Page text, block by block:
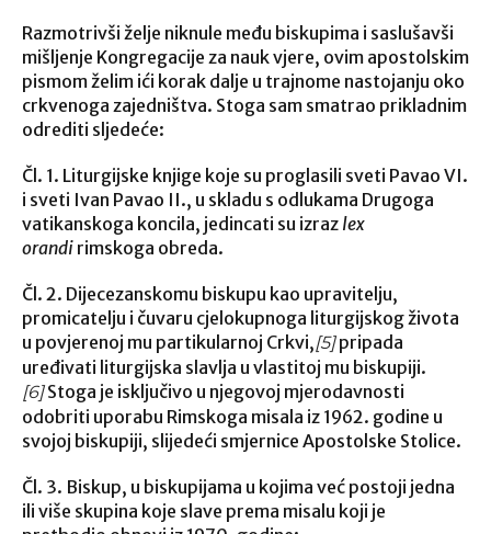
Razmotrivši želje niknule među biskupima i saslušavši
mišljenje Kongregacije za nauk vjere, ovim apostolskim
pismom želim ići korak dalje u trajnome nastojanju oko
crkvenoga zajedništva. Stoga sam smatrao prikladnim
odrediti sljedeće:
Čl. 1. Liturgijske knjige koje su proglasili sveti Pavao VI.
i sveti Ivan Pavao II., u skladu s odlukama Drugoga
vatikanskoga koncila, jedincati su izraz lex
orandi rimskoga obreda.
Čl. 2. Dijecezanskomu biskupu kao upravitelju,
promicatelju i čuvaru cjelokupnoga liturgijskog života
u povjerenoj mu partikularnoj Crkvi,[5]pripada
uređivati liturgijska slavlja u vlastitoj mu biskupiji.
[6]Stoga je isključivo u njegovoj mjerodavnosti
odobriti uporabu Rimskoga misala iz 1962. godine u
svojoj biskupiji, slijedeći smjernice Apostolske Stolice.
Čl. 3. Biskup, u biskupijama u kojima već postoji jedna
ili više skupina koje slave prema misalu koji je